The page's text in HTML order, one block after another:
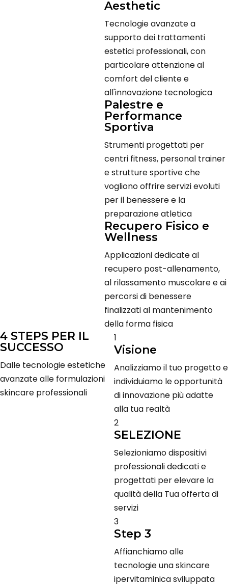
Aesthetic
Tecnologie avanzate a
supporto dei trattamenti
estetici professionali, con
particolare attenzione al
comfort del cliente e
all'innovazione tecnologica
Palestre e
Performance
Sportiva
Strumenti progettati per
centri fitness, personal trainer
e strutture sportive che
vogliono offrire servizi evoluti
per il benessere e la
preparazione atletica
Recupero Fisico e
Wellness
Applicazioni dedicate al
recupero post-allenamento,
al rilassamento muscolare e ai
percorsi di benessere
finalizzati al mantenimento
della forma fisica
4 STEPS PER IL
SUCCESSO
Dalle tecnologie estetiche
avanzate alle formulazioni
skincare professionali
1
Visione
Analizziamo il tuo progetto e
individuiamo le opportunità
di innovazione più adatte
alla tua realtà
2
SELEZIONE
Selezioniamo dispositivi
professionali dedicati e
progettati per elevare la
qualità della Tua offerta di
servizi
3
Step 3
Affianchiamo alle
tecnologie una skincare
ipervitaminica sviluppata